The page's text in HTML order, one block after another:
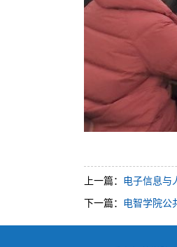
上一篇： 电子信息与
下一篇： 电智学院公